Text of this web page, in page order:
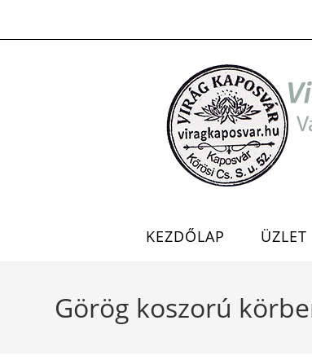
KEZDŐLAP ÜZLET
Görög koszorú